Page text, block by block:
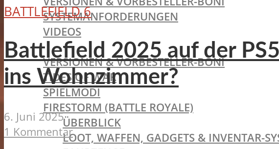
SYSTEMANFORDERUNGEN
VIDEOS
BATTLEFIELD V
VERSIONEN & VORBESTELLER-BONI
TIDES OF WAR
SPIELMODI
FIRESTORM (BATTLE ROYALE)
ÜBERBLICK
LOOT, WAFFEN, GADGETS & INVENTAR-
BATTLEFIELD 6
Battlefield 2025 auf der
ins Wohnzimmer?
6. Juni 2025
1 Kommentar